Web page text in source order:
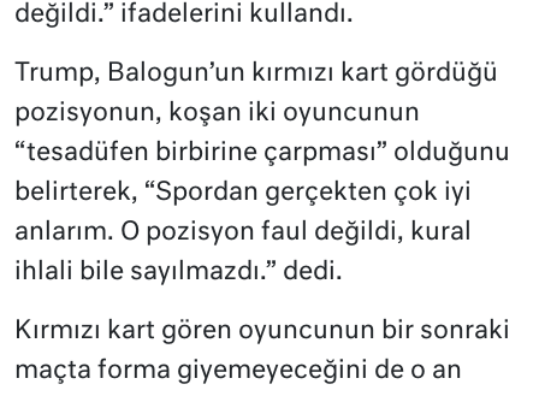
değildi.” ifadelerini kullandı.
Trump, Balogun’un kırmızı kart gördüğü
pozisyonun, koşan iki oyuncunun
“tesadüfen birbirine çarpması” olduğunu
belirterek, “Spordan gerçekten çok iyi
anlarım. O pozisyon faul değildi, kural
ihlali bile sayılmazdı.” dedi.
Kırmızı kart gören oyuncunun bir sonraki
maçta forma giyemeyeceğini de o an